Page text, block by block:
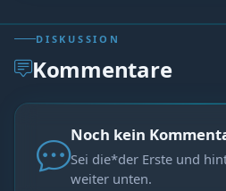
DISKUSSION
Kommentare
Noch kein
Sei die*der Erste und
weiter unten.